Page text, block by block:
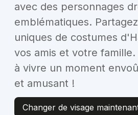
avec des personnages
emblématiques.
uniques de costumes
vos amis et votre
à vivre un moment
et amusant !
Changer de visage